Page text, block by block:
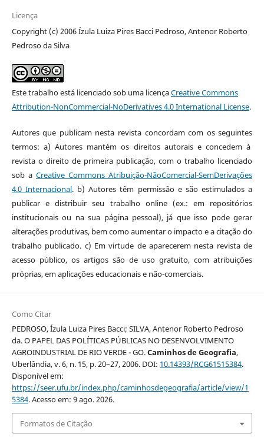
Licença
Copyright (c) 2006 Ízula Luiza Pires Bacci Pedroso, Antenor Roberto
Pedroso da Silva
Este trabalho está licenciado sob uma licençaCreative Commons
Attribution-NonCommercial-NoDerivatives 4.0 International License.
Autores que publicam nesta revista concordam com os seguintes
termos: a) Autores mantém os direitos autorais e concedem à
revista o direito de primeira publicação, com o trabalho licenciado
sob a Creative Commons Atribuição-NãoComercial-SemDerivações
4.0 Internacional. b) Autores têm permissão e são estimulados a
publicar e distribuir seu trabalho online (ex.: em repositórios
institucionais ou na sua página pessoal), já que isso pode gerar
alterações produtivas, bem como aumentar o impacto e a citação do
trabalho publicado. c) Em virtude de aparecerem nesta revista de
acesso público, os artigos são de uso gratuito, com atribuições
próprias, em aplicações educacionais e não-comerciais.
Como Citar
PEDROSO, Ízula Luiza Pires Bacci; SILVA, Antenor Roberto Pedroso
da. O PAPEL DAS POLÍTICAS PÚBLICAS NO DESENVOLVIMENTO
AGROINDUSTRIAL DE RIO VERDE - GO.Caminhos de Geografia,
Uberlândia, v. 6, n. 15, p. 20–27, 2006. DOI: 10.14393/RCG61515384.
Disponível em:
https://seer.ufu.br/index.php/caminhosdegeografia/article/view/1
5384. Acesso em: 9 ago. 2026.
Formatos de Citação